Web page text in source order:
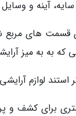
آینه و
قسمت های
که به به میز
چیکا مدل 360، شما را به تماشای
برای کشف و